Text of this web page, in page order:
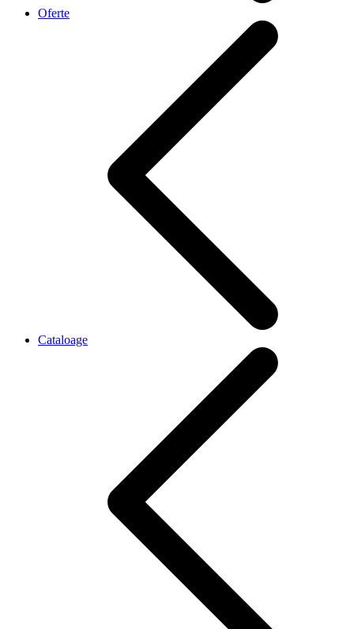
Oferte
Cataloage